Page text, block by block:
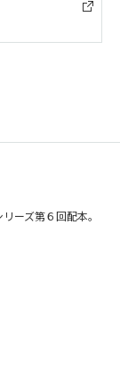
ーズ第６回配本。